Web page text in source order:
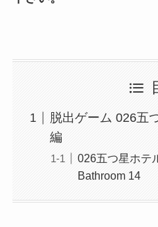
脱出ゲーム 026五
編
026五つ星ホテ
Bathroom 14